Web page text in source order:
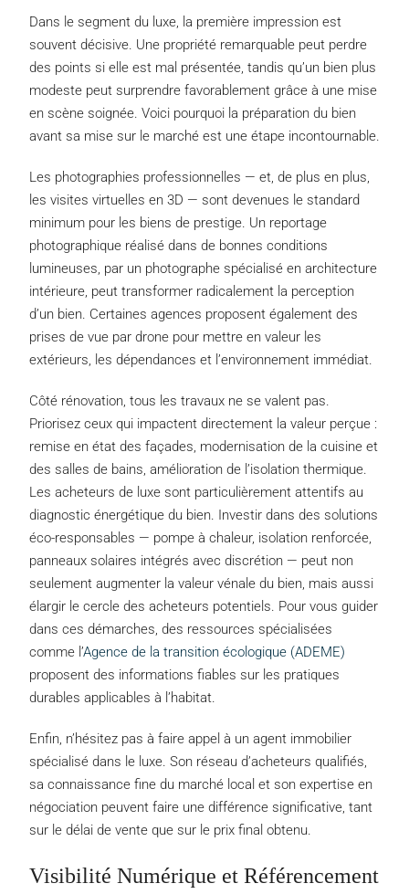
Dans le segment du luxe, la première impression est
souvent décisive. Une propriété remarquable peut perdre
des points si elle est mal présentée, tandis qu’un bien plus
modeste peut surprendre favorablement grâce à une mise
en scène soignée. Voici pourquoi la préparation du bien
avant sa mise sur le marché est une étape incontournable.
Les photographies professionnelles — et, de plus en plus,
les visites virtuelles en 3D — sont devenues le standard
minimum pour les biens de prestige. Un reportage
photographique réalisé dans de bonnes conditions
lumineuses, par un photographe spécialisé en architecture
intérieure, peut transformer radicalement la perception
d’un bien. Certaines agences proposent également des
prises de vue par drone pour mettre en valeur les
extérieurs, les dépendances et l’environnement immédiat.
Côté rénovation, tous les travaux ne se valent pas.
Priorisez ceux qui impactent directement la valeur perçue :
remise en état des façades, modernisation de la cuisine et
des salles de bains, amélioration de l’isolation thermique.
Les acheteurs de luxe sont particulièrement attentifs au
diagnostic énergétique du bien. Investir dans des solutions
éco-responsables — pompe à chaleur, isolation renforcée,
panneaux solaires intégrés avec discrétion — peut non
seulement augmenter la valeur vénale du bien, mais aussi
élargir le cercle des acheteurs potentiels. Pour vous guider
dans ces démarches, des ressources spécialisées
comme l’Agence de la transition écologique (ADEME)
proposent des informations fiables sur les pratiques
durables applicables à l’habitat.
Enfin, n’hésitez pas à faire appel à un agent immobilier
spécialisé dans le luxe. Son réseau d’acheteurs qualifiés,
sa connaissance fine du marché local et son expertise en
négociation peuvent faire une différence significative, tant
sur le délai de vente que sur le prix final obtenu.
Visibilité Numérique et Référencement